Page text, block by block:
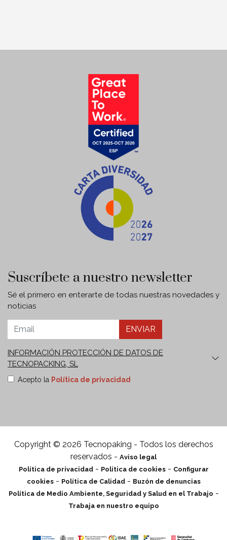
Suscríbete a nuestro newsletter
Sé el primero en enterarte de todas nuestras novedades y
noticias
ENVIAR
INFORMACIÓN PROTECCIÓN DE DATOS DE
TECNOPACKING, SL
Finalidades:
Envío de nuestro boletín comercial y de
comunicaciones informativas y publicitarias sobre
limitación y portabilidad de sus datos en
tecnopacking@delegado-datos.com
.
Política de privacidad
Acepto la Política de privacidad
Copyright © 2026 Tecnopaking - Todos los derechos
reservados - Aviso legal
Política de privacidad- Política de cookies- Configurar
cookies- Política de Calidad- Buzón de denuncias
Política de Medio Ambiente, Seguridad y Salud en el Trabajo -
Trabaja en nuestro equipo